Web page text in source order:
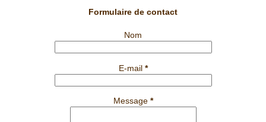
Formulaire de contact
Nom
E-mail *
Message *